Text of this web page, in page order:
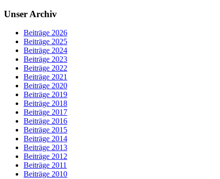
Unser Archiv
Beiträge 2026
Beiträge 2025
Beiträge 2024
Beiträge 2023
Beiträge 2022
Beiträge 2021
Beiträge 2020
Beiträge 2019
Beiträge 2018
Beiträge 2017
Beiträge 2016
Beiträge 2015
Beiträge 2014
Beiträge 2013
Beiträge 2012
Beiträge 2011
Beiträge 2010